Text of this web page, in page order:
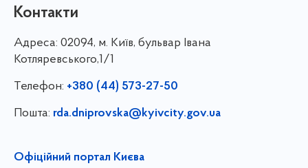
Контакти
Адреса: 02094, м. Київ, бульвар Івана
Котляревського,1/1
Телефон: +380 (44) 573-27-50
Пошта: rda.dniprovska@kyivcity.gov.ua
Офіційний портал Києва